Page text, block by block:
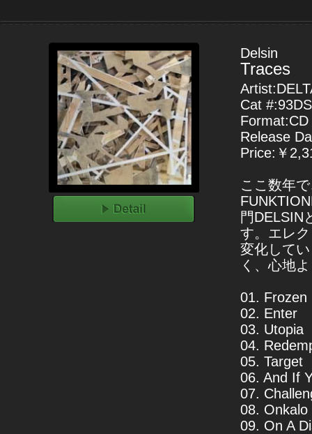
Delsin
Traces
Cat
Format:CD
Release
Price:￥
ここ数年
門DELSIN
す。エレ
変化して
く、心地
01. Frozen
02. Enter
03. Utopia
04.
05. Target
06. And If
07.
08. Onkalo
09. On A